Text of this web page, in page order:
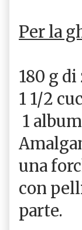
Per la
180 g
1 1/2
1
una
con
parte.